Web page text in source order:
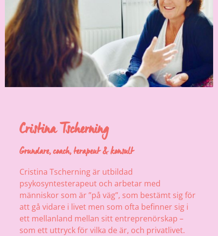
Cristina Tscherning
Grundare, coach, terapeut & konsult
Cristina Tscherning är utbildad
psykosyntesterapeut och arbetar med
människor som är ”på väg”, som bestämt sig för
att gå vidare i livet men som ofta befinner sig i
ett mellanland mellan sitt entreprenörskap –
som ett uttryck för vilka de är, och privatlivet.